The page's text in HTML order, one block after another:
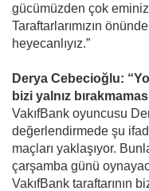
gücümüzden çok
Taraftarlarımızın
heyecanlıyız.”
Derya Cebecioğlu:
bizi yalnız
VakıfBank oyuncusu
değerlendirmede şu
maçları yaklaşıyor.
çarşamba günü
VakıfBank taraftarının